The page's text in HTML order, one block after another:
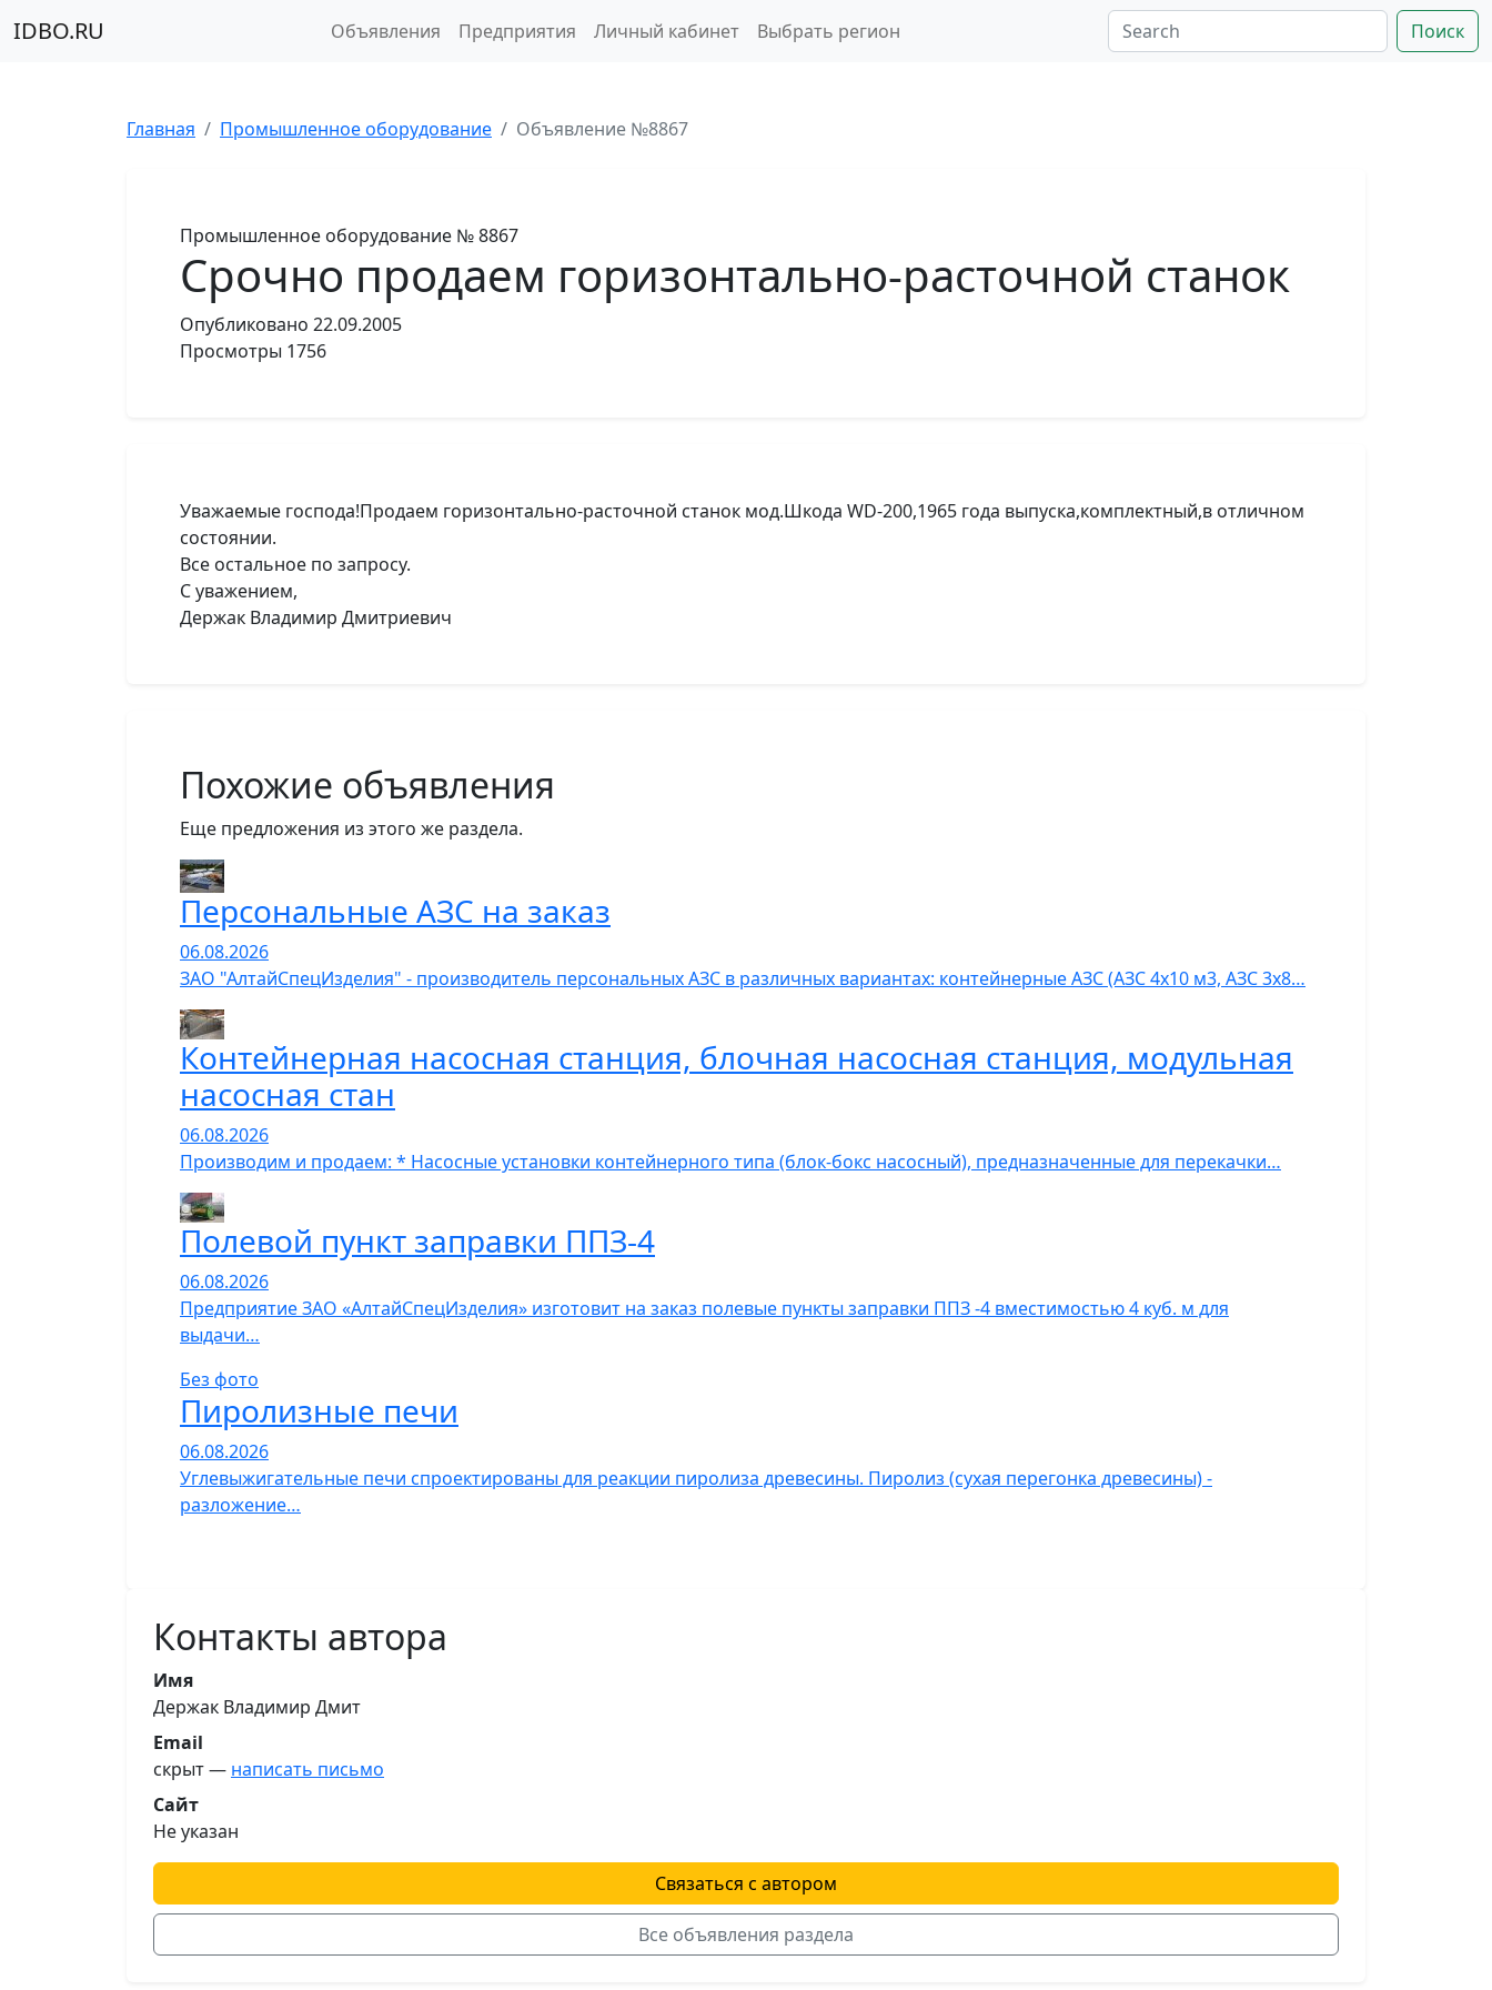
IDBO.RU Объявления Предприятия Личный кабинет Выбрать регион Поиск
Главная Промышленное оборудование Объявление №8867
Промышленное оборудование № 8867
Срочно продаем горизонтально-расточной станок
Опубликовано 22.09.2005
Просмотры 1756
Уважаемые господа!Продаем горизонтально-расточной станок мод.Шкода WD-200,1965 года выпуска,комплектный,в отличном
состоянии.
Все остальное по запросу.
С уважением,
Держак Владимир Дмитриевич
Похожие объявления
Еще предложения из этого же раздела.
Персональные АЗС на заказ
06.08.2026
ЗАО "АлтайСпецИзделия" - производитель персональных АЗС в различных вариантах: контейнерные АЗС (АЗС 4х10 м3, АЗС 3х8…
Контейнерная насосная станция, блочная насосная станция, модульная
насосная стан
06.08.2026
Производим и продаем: * Насосные установки контейнерного типа (блок-бокс насосный), предназначенные для перекачки…
Полевой пункт заправки ППЗ-4
06.08.2026
Предприятие ЗАО «АлтайСпецИзделия» изготовит на заказ полевые пункты заправки ППЗ -4 вместимостью 4 куб. м для
выдачи…
Без фото
Пиролизные печи
06.08.2026
Углевыжигательные печи спроектированы для реакции пиролиза древесины. Пиролиз (сухая перегонка древесины) -
разложение…
Контакты автора
Имя
Держак Владимир Дмит
Email
скрыт — написать письмо
Сайт
Не указан
Связаться с автором
Все объявления раздела